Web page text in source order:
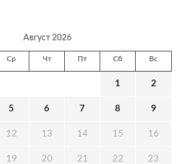
Август 2026
Ср Чт Пт Сб Вс
1 2
5 6 7 8 9
12 13 14 15 16
19 20 21 22 23